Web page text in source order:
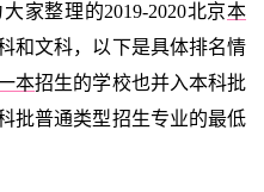
大家整理的2019-2020北京本
和文科，以下是具体排名情
本招生的学校也并入本科批
批普通类型招生专业的最低